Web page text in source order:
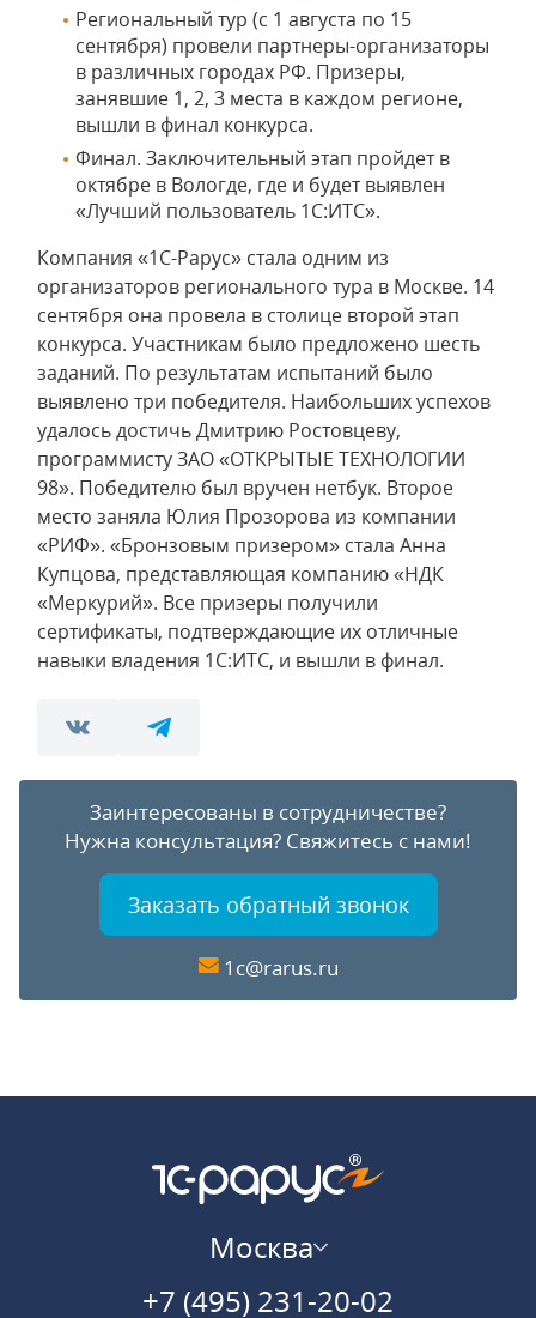
Региональный тур (с 1 августа по 15
сентября) провели партнеры-организаторы
в различных городах РФ. Призеры,
занявшие 1, 2, 3 места в каждом регионе,
вышли в финал конкурса.
Финал. Заключительный этап пройдет в
октябре в Вологде, где и будет выявлен
«Лучший пользователь 1С:ИТС».
Компания «1С-Рарус» стала одним из
организаторов регионального тура в Москве. 14
сентября она провела в столице второй этап
конкурса. Участникам было предложено шесть
заданий. По результатам испытаний было
выявлено три победителя. Наибольших успехов
удалось достичь Дмитрию Ростовцеву,
программисту ЗАО «ОТКРЫТЫЕ ТЕХНОЛОГИИ
98». Победителю был вручен нетбук. Второе
место заняла Юлия Прозорова из компании
«РИФ». «Бронзовым призером» стала Анна
Купцова, представляющая компанию «НДК
«Меркурий». Все призеры получили
сертификаты, подтверждающие их отличные
навыки владения 1С:ИТС, и вышли в финал.
Заинтересованы в сотрудничестве?
Нужна консультация? Свяжитесь с нами!
Заказать обратный звонок
1c@rarus.ru
Москва
+7 (495) 231-20-02